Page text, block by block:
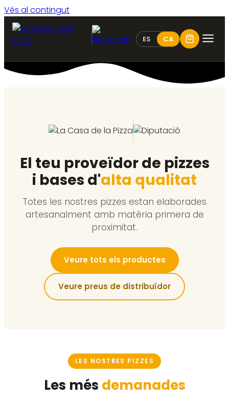
Vés al contingut
ES CA
El teu proveïdor de pizzes
i bases d'alta qualitat
Totes les nostres pizzes estan elaborades
artesanalment amb matèria primera de
proximitat.
Veure tots els productes
Veure preus de distribuïdor
LES NOSTRES PIZZES
Les més demanades